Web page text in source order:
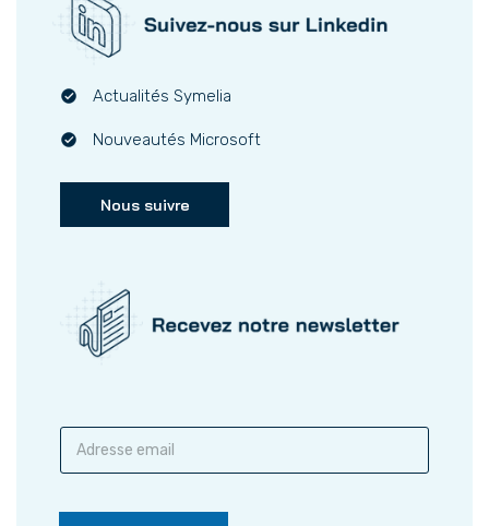
Actualités Symelia
Nouveautés Microsoft
Nous suivre
S
i
i